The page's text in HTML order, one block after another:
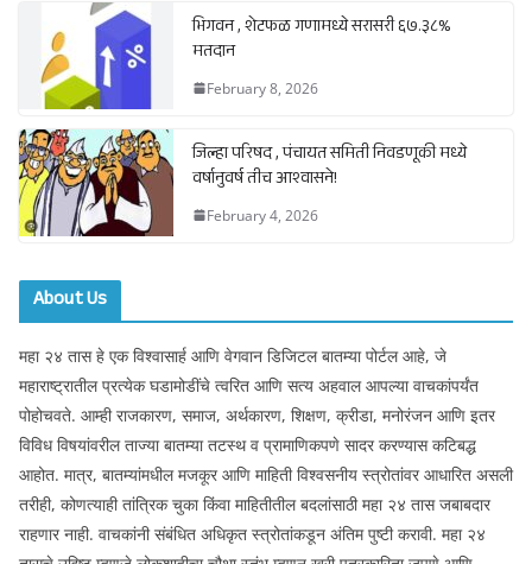
भिगवन , शेटफळ गणामध्ये सरासरी ६७.३८%
मतदान
February 8, 2026
जिल्हा परिषद , पंचायत समिती निवडणूकी मध्ये
वर्षानुवर्ष तीच आश्वासने!
February 4, 2026
About Us
महा २४ तास हे एक विश्वासार्ह आणि वेगवान डिजिटल बातम्या पोर्टल आहे, जे
महाराष्ट्रातील प्रत्येक घडामोडींचे त्वरित आणि सत्य अहवाल आपल्या वाचकांपर्यंत
पोहोचवते. आम्ही राजकारण, समाज, अर्थकारण, शिक्षण, क्रीडा, मनोरंजन आणि इतर
विविध विषयांवरील ताज्या बातम्या तटस्थ व प्रामाणिकपणे सादर करण्यास कटिबद्ध
आहोत. मात्र, बातम्यांमधील मजकूर आणि माहिती विश्वसनीय स्त्रोतांवर आधारित असली
तरीही, कोणत्याही तांत्रिक चुका किंवा माहितीतील बदलांसाठी महा २४ तास जबाबदार
राहणार नाही. वाचकांनी संबंधित अधिकृत स्त्रोतांकडून अंतिम पुष्टी करावी. महा २४